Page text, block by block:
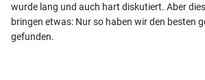
wurde lang und auch hart diskutiert. Aber
bringen etwas: Nur so haben wir den besten
gefunden.